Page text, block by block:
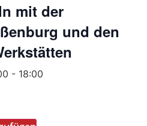
mit der
und den
- 18:00